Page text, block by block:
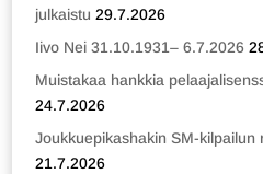
julkaistu 29.7.2026
Iivo Nei 31.10.1931– 6.7.2026
Muistakaa hankkia
24.7.2026
Joukkuepikashakin SM-kilpailun
21.7.2026